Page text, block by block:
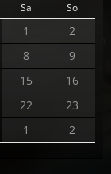
Sa So
1
2
8
9
15
16
22
23
1 2